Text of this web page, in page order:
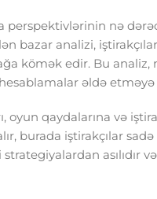
perspektivlərinin nə
bazar analizi,
kömək edir. Bu analiz,
əldə
qaydalarına və
burada iştirakçılar
strategiyalardan